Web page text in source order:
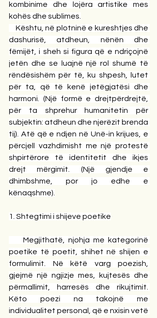
kombinime dhe lojëra artistike mes
kohës dhe sublimes.
Kështu, në plotninë e kureshtjes dhe
dashurisë, atdheun, nënën dhe
fëmijët, i sheh si figura që e ndriçojnë
jetën dhe se luajnë një rol shumë të
rëndësishëm për të, ku shpesh, lutet
për ta, që të kenë jetëgjatësi dhe
harmoni. (Një formë e drejtpërdrejtë,
për ta shprehur humanitetin për
subjektin: atdheun dhe njerëzit brenda
tij). Atë që e ndjen në Unë-in krijues, e
përcjell vazhdimisht me një protestë
shpirtërore të identitetit dhe ikjes
drejt mërgimit. (Një gjendje e
dhimbshme, por jo edhe e
kënaqshme).
1. Shtegtimi i shijeve poetike
Megjithatë, njohja me kategorinë
poetike të poetit, shihet në shijen e
formulimit. Në këtë varg poezish,
gjejmë një ngjizje mes, kujtesës dhe
përmallimit, harresës dhe rikujtimit.
Këto poezi na takojnë me
individualitet personal, që e nxisin vetë